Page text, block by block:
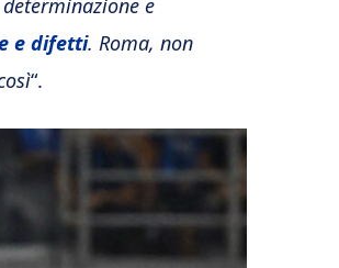
e
e difetti. Roma, non
“.